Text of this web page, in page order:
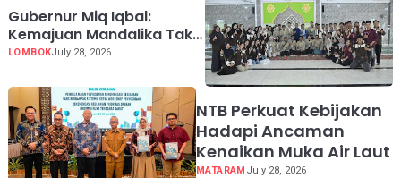
Gubernur Miq Iqbal:
Kemajuan Mandalika Tak
Boleh Tinggalkan Warga
LOMBOKJuly 28, 2026
NTB Perkuat Kebijakan
Hadapi Ancaman
Kenaikan Muka Air Laut
MATARAM July 28, 2026